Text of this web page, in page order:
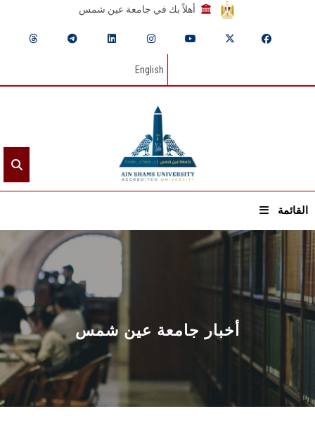
أهلاً بك في جامعة عين شمس
English
القائمة
الرئيسيـة
عن الجامعة
القطاعـات
الشئون الأكاديمية
البحث العلمي
أخبار جامعة عين شمس